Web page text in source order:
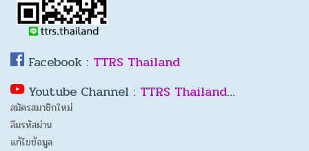
Facebook : TTRS Thailand
Youtube Channel : TTRS Thailand…
สมัครสมาชิกใหม่
ลืมรหัสผ่าน
แก้ไขข้อมูล